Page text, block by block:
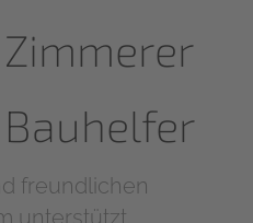
freundlichen
unterstützt.